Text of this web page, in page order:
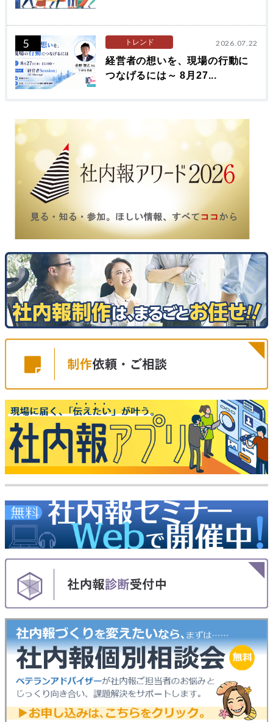
5 トレンド 2026.07.22
経営者の想いを、現場の行動に
つなげるには～ 8月27...